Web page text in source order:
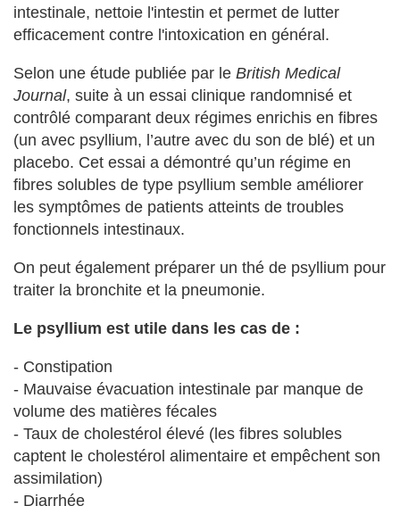
intestinale, nettoie l'intestin et permet de lutter
efficacement contre l'intoxication en général.
Selon une étude publiée par le British Medical
Journal, suite à un essai clinique randomnisé et
contrôlé comparant deux régimes enrichis en fibres
(un avec psyllium, l’autre avec du son de blé) et un
placebo. Cet essai a démontré qu’un régime en
fibres solubles de type psyllium semble améliorer
les symptômes de patients atteints de troubles
fonctionnels intestinaux.
On peut également préparer un thé de psyllium pour
traiter la bronchite et la pneumonie.
Le psyllium est utile dans les cas de :
- Constipation
- Mauvaise évacuation intestinale par manque de
volume des matières fécales
- Taux de cholestérol élevé (les fibres solubles
captent le cholestérol alimentaire et empêchent son
assimilation)
- Diarrhée